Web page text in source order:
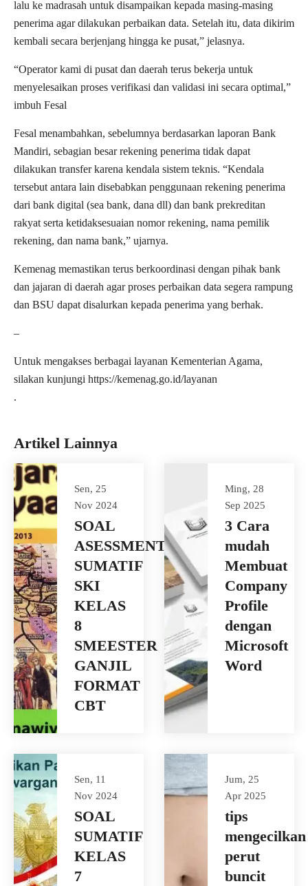
lalu ke madrasah untuk disampaikan kepada masing-masing
penerima agar dilakukan perbaikan data. Setelah itu, data dikirim
kembali secara berjenjang hingga ke pusat,” jelasnya.
“Operator kami di pusat dan daerah terus bekerja untuk
menyelesaikan proses verifikasi dan validasi ini secara optimal,”
imbuh Fesal
Fesal menambahkan, sebelumnya berdasarkan laporan Bank
Mandiri, sebagian besar rekening penerima tidak dapat
dilakukan transfer karena kendala sistem teknis. “Kendala
tersebut antara lain disebabkan penggunaan rekening penerima
dari bank digital (sea bank, dana dll) dan bank prekreditan
rakyat serta ketidaksesuaian nomor rekening, nama pemilik
rekening, dan nama bank,” ujarnya.
Kemenag memastikan terus berkoordinasi dengan pihak bank
dan jajaran di daerah agar proses perbaikan data segera rampung
dan BSU dapat disalurkan kepada penerima yang berhak.
–
Untuk mengakses berbagai layanan Kementerian Agama,
silakan kunjungi https://kemenag.go.id/layanan
.
Artikel Lainnya
Sen, 25
Nov 2024
SOAL
ASESSMENT
SUMATIF
SKI
KELAS
8
SMEESTER
GANJIL
FORMAT
CBT
Ming, 28
Sep 2025
3 Cara
mudah
Membuat
Company
Profile
dengan
Microsoft
Word
Sen, 11
Nov 2024
SOAL
SUMATIF
KELAS
7
Jum, 25
Apr 2025
tips
mengecilkan
perut
buncit